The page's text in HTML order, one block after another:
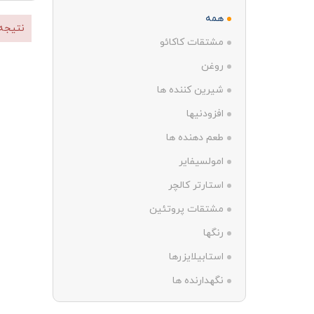
همه
مشتقات کاکائو
روغن
شیرین کننده ها
افزودنیها
طعم دهنده ها
امولسیفایر
استارتر کالچر
مشتقات پروتئین
رنگها
استابیلایزرها
نگهدارنده ها